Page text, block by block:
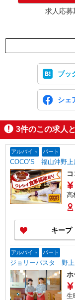
求人応募
ブッ
シェ
3件のこの求人
アルバイト パート
COCO’S 福山沖野上
高校生
間当
キープ
アルバイト パート
ジョリーパスタ 野
ホ
生